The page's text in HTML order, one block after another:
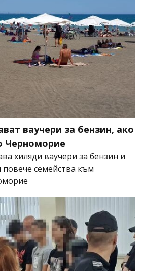
ваучери за бензин, ако
Черноморие
хиляди ваучери за бензин и
повече семейства към